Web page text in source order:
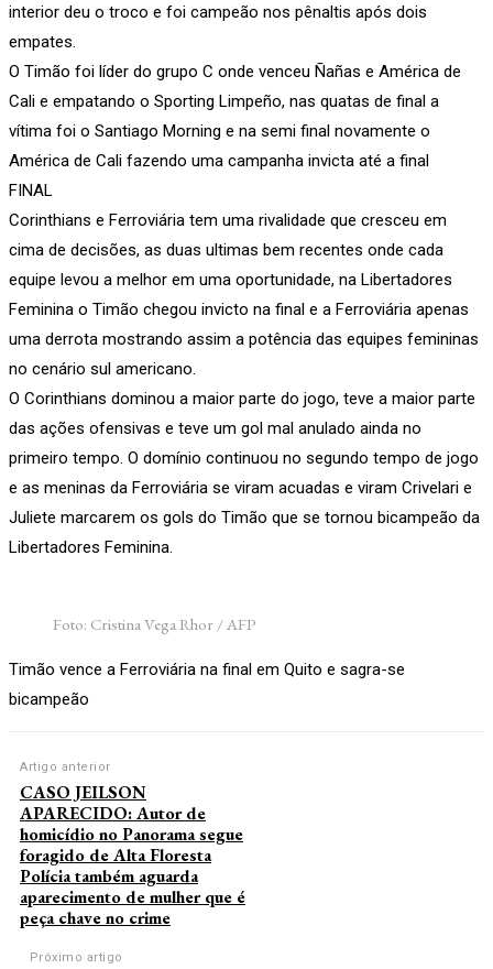
interior deu o troco e foi campeão nos pênaltis após dois
empates.
O Timão foi líder do grupo C onde venceu Ñañas e América de
Cali e empatando o Sporting Limpeño, nas quatas de final a
vítima foi o Santiago Morning e na semi final novamente o
América de Cali fazendo uma campanha invicta até a final
FINAL
Corinthians e Ferroviária tem uma rivalidade que cresceu em
cima de decisões, as duas ultimas bem recentes onde cada
equipe levou a melhor em uma oportunidade, na Libertadores
Feminina o Timão chegou invicto na final e a Ferroviária apenas
uma derrota mostrando assim a potência das equipes femininas
no cenário sul americano.
O Corinthians dominou a maior parte do jogo, teve a maior parte
das ações ofensivas e teve um gol mal anulado ainda no
primeiro tempo. O domínio continuou no segundo tempo de jogo
e as meninas da Ferroviária se viram acuadas e viram Crivelari e
Juliete marcarem os gols do Timão que se tornou bicampeão da
Libertadores Feminina.
Foto: Cristina Vega Rhor / AFP
Timão vence a Ferroviária na final em Quito e sagra-se
bicampeão
Artigo anterior
CASO JEILSON
APARECIDO: Autor de
homicídio no Panorama segue
foragido de Alta Floresta
Polícia também aguarda
aparecimento de mulher que é
peça chave no crime
Próximo artigo